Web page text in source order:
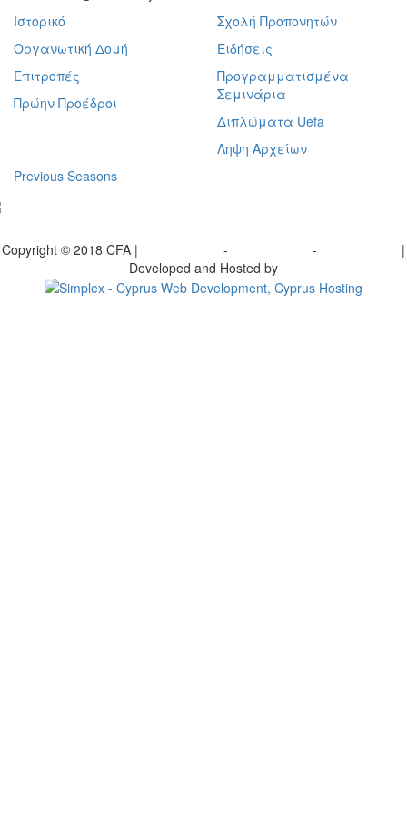
Ιστορικό
Οργανωτική Δομή
Επιτροπές
Πρώην Προέδροι
Σχολή Προπονητών
Ειδήσεις
Προγραμματισμένα
Σεμινάρια
Διπλώματα Uefa
Ληψη Αρχείων
Previous Seasons
Copyright © 2018 CFA | - -
|
Developed and Hosted by